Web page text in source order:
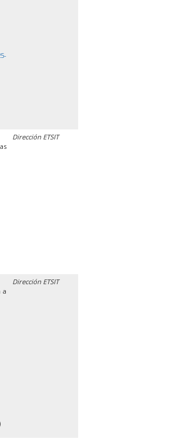
Dirección ETSIT
a
Dirección ETSIT